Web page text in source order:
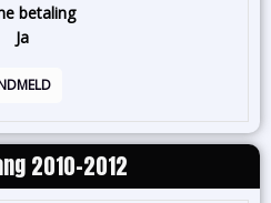
betaling
Ja
2010-2012